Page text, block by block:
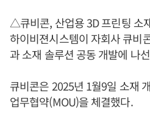
△큐비콘, 산업용 3D 프린팅 소
하이비젼시스템이 자회사 큐비
과 소재 솔루션 공동 개발에 나
큐비콘은 2025년 1월9일 소재
업무협약(MOU)을 체결했다.